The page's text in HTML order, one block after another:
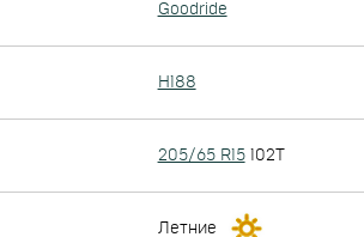
Goodride
H188
205/65 R15102T
Летние